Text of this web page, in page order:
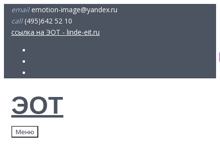
Skip
content
emailemotion-image@yandex.ru
call(495)642 52 10
ссылка на ЭОТ - linde-eit.ru
ЭОТ
Меню